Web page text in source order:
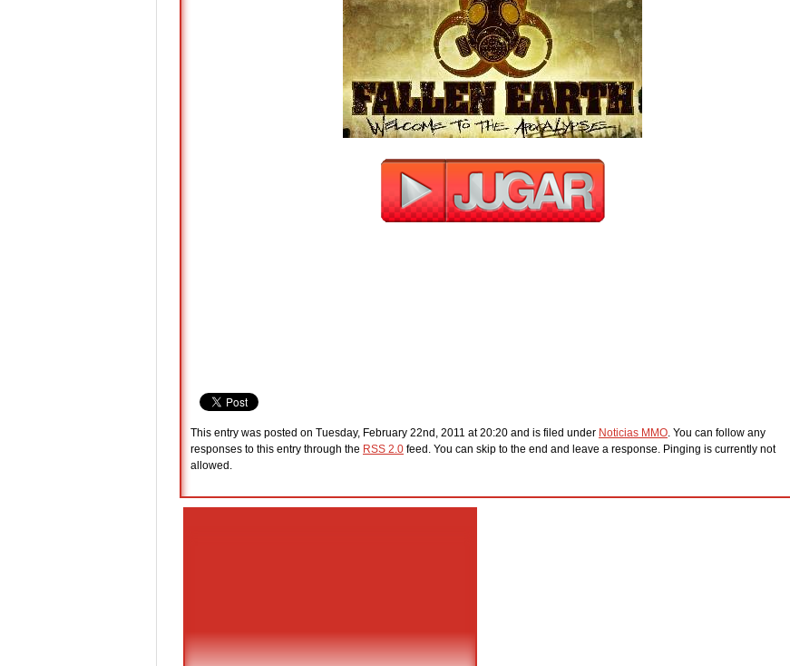
This entry was posted on Tuesday, February 22nd, 2011 at 20:20 and is filed under Noticias MMO. You can follow any
responses to this entry through the RSS 2.0 feed. You can skip to the end and leave a response. Pinging is currently not
allowed.